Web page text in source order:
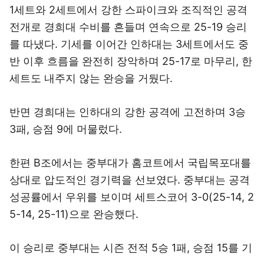
1세트와 2세트에서 강한 스파이크와 조직적인 공격
전개로 경희대 수비를 흔들며 연속으로 25-19 승리
를 따냈다. 기세를 이어간 인하대는 3세트에서도 중
반 이후 흐름을 완전히 장악하며 25-17로 마무리, 한
세트도 내주지 않는 완승을 거뒀다.
반면 경희대는 인하대의 강한 공격에 고전하며 3승
3패, 승점 9에 머물렀다.
한편 B조에서는 중부대가 홈코트에서 국립목포대를
상대로 압도적인 경기력을 선보였다. 중부대는 공격
성공률에서 우위를 보이며 세트스코어 3-0(25-14, 2
5-14, 25-11)으로 완승했다.
이 승리로 중부대는 시즌 전적 5승 1패, 승점 15를 기